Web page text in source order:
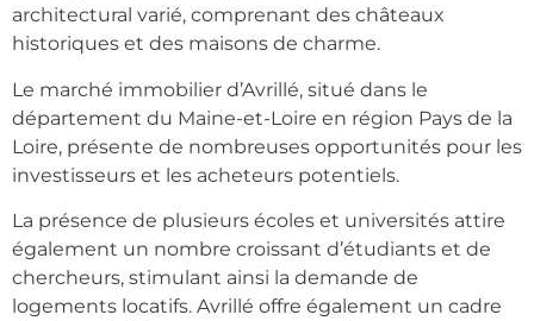
architectural varié, comprenant des châteaux
historiques et des maisons de charme.
Le marché immobilier d’Avrillé, situé dans le
département du Maine-et-Loire en région Pays de la
Loire, présente de nombreuses opportunités pour les
investisseurs et les acheteurs potentiels.
La présence de plusieurs écoles et universités attire
également un nombre croissant d’étudiants et de
chercheurs, stimulant ainsi la demande de
logements locatifs. Avrillé offre également un cadre